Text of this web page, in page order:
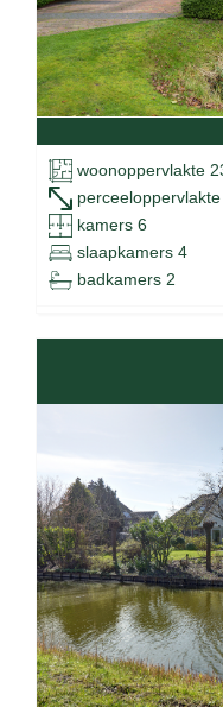
woonoppervlakte
kamers 6
slaapkamers 4
badkamers 2